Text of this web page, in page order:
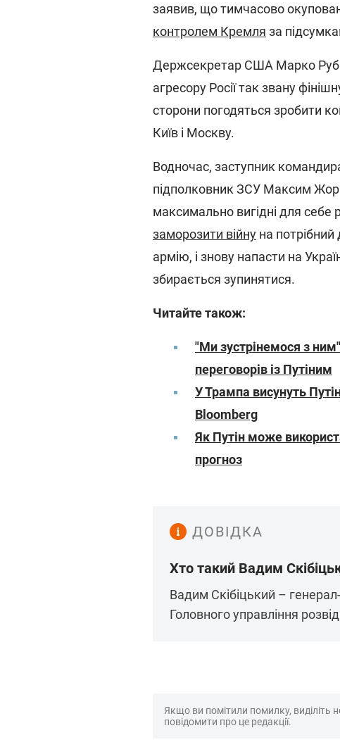
заявив, що тимчасово
контролем Кремля за
Держсекретар США Марко
агресору Росії так звану
сторони погодяться зробити
Київ і Москву.
Водночас, заступник
підполковник ЗСУ Максим
максимально вигідні для себе
заморозити війну на
армію, і знову напасти на
збирається зупинятися.
Читайте також:
"Ми зустрінемося з
переговорів із Путіним
У Трампа висунуть
Bloomberg
Як Путін може
прогноз
ДОВІДКА
Хто такий Вадим
Вадим Скібіцький –
Головного управління
Якщо ви помітили помилку, виділіть
повідомити про це редакції.